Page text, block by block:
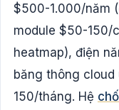
$500-1.000/năm
module $50-150/
heatmap), điện
băng thông cloud
150/tháng. Hệ